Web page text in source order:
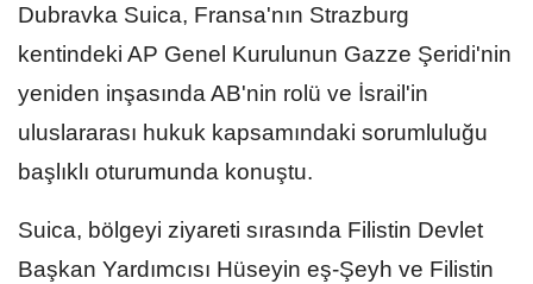
Dubravka Suica, Fransa'nın Strazburg
kentindeki AP Genel Kurulunun Gazze Şeridi'nin
yeniden inşasında AB'nin rolü ve İsrail'in
uluslararası hukuk kapsamındaki sorumluluğu
başlıklı oturumunda konuştu.
Suica, bölgeyi ziyareti sırasında Filistin Devlet
Başkan Yardımcısı Hüseyin eş-Şeyh ve Filistin